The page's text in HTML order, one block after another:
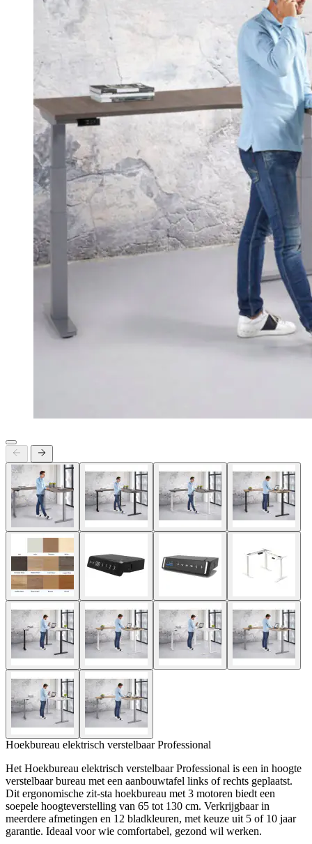
Hoekbureau elektrisch verstelbaar Professional
Het Hoekbureau elektrisch verstelbaar Professional is een in hoogte
verstelbaar bureau met een aanbouwtafel links of rechts geplaatst.
Dit ergonomische zit-sta hoekbureau met 3 motoren biedt een
soepele hoogteverstelling van 65 tot 130 cm. Verkrijgbaar in
meerdere afmetingen en 12 bladkleuren, met keuze uit 5 of 10 jaar
garantie. Ideaal voor wie comfortabel, gezond wil werken.